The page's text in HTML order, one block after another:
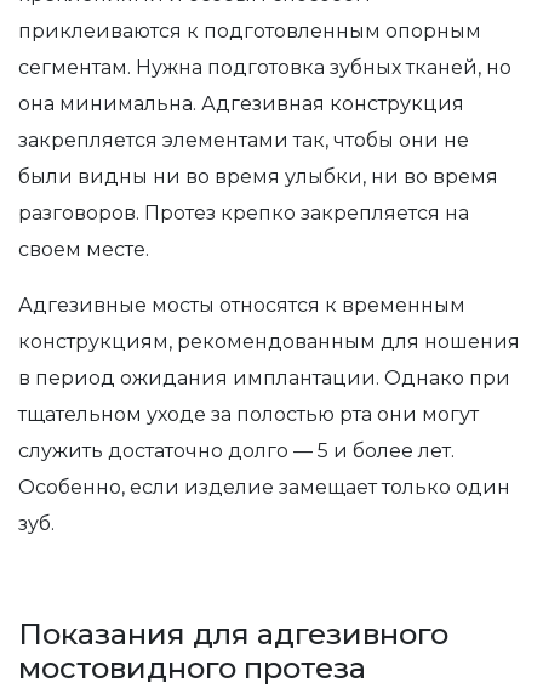
приклеиваются к подготовленным опорным
сегментам. Нужна подготовка зубных тканей, но
она минимальна. Адгезивная конструкция
закрепляется элементами так, чтобы они не
были видны ни во время улыбки, ни во время
разговоров. Протез крепко закрепляется на
своем месте.
Адгезивные мосты относятся к временным
конструкциям, рекомендованным для ношения
в период ожидания имплантации. Однако при
тщательном уходе за полостью рта они могут
служить достаточно долго — 5 и более лет.
Особенно, если изделие замещает только один
зуб.
Показания для адгезивного
мостовидного протеза